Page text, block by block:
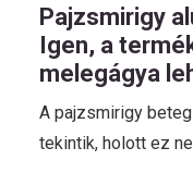
Pajzsmirigy
Igen, a
melegágya
A pajzsmirigy
tekintik, holott ez